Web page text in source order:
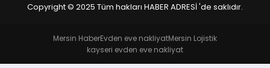
Copyright © 2025 Tüm hakları HABER ADRESİ 'de saklıdır.
Mersin HaberEvden eve nakliyatMersin Lojistik
kayseri evden eve nakliyat